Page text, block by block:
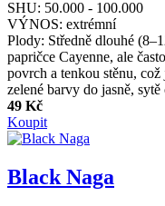
SHU: 50.000 - 100.000
VÝNOS: extrémní
Plody: Středně dlouhé
papričce Cayenne, ale
povrch a tenkou stěnu,
zelené barvy do jasně,
49 Kč
Koupit
Black Naga